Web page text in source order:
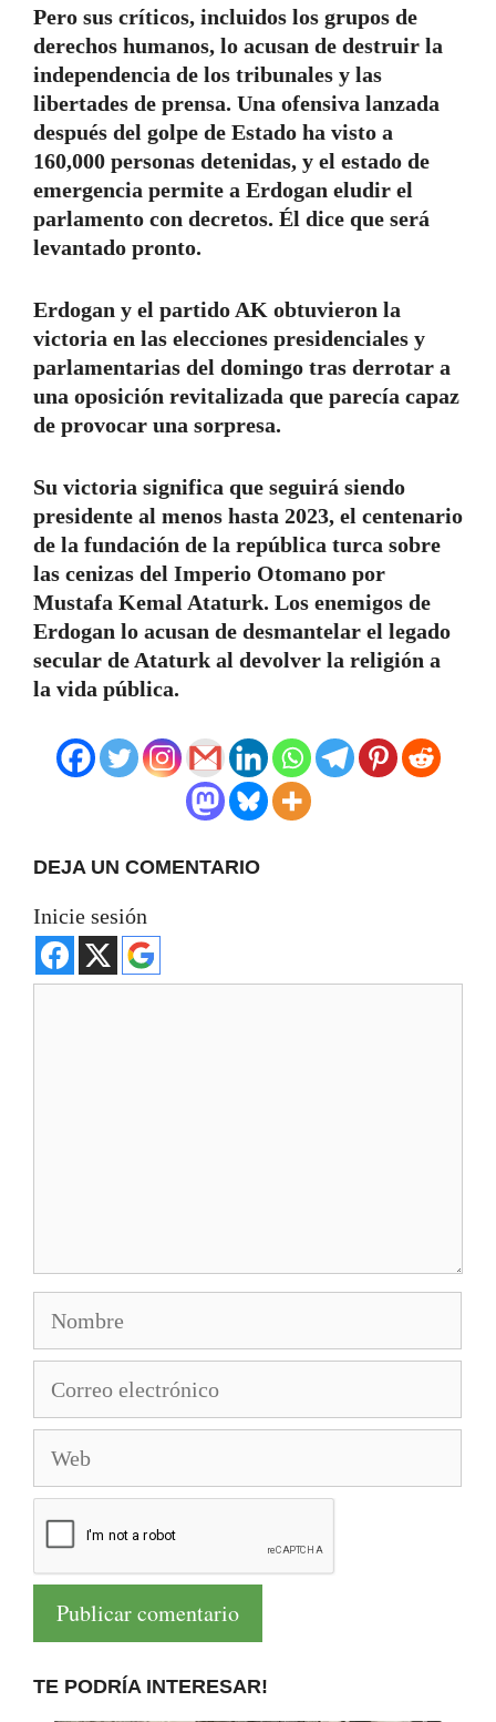
Pero sus críticos, incluidos los grupos de
derechos humanos, lo acusan de destruir la
independencia de los tribunales y las
libertades de prensa. Una ofensiva lanzada
después del golpe de Estado ha visto a
160,000 personas detenidas, y el estado de
emergencia permite a Erdogan eludir el
parlamento con decretos. Él dice que será
levantado pronto.
Erdogan y el partido AK obtuvieron la
victoria en las elecciones presidenciales y
parlamentarias del domingo tras derrotar a
una oposición revitalizada que parecía capaz
de provocar una sorpresa.
Su victoria significa que seguirá siendo
presidente al menos hasta 2023, el centenario
de la fundación de la república turca sobre
las cenizas del Imperio Otomano por
Mustafa Kemal Ataturk. Los enemigos de
Erdogan lo acusan de desmantelar el legado
secular de Ataturk al devolver la religión a
la vida pública.
DEJA UN COMENTARIO
Inicie sesión
electrónico
TE PODRÍA INTERESAR!